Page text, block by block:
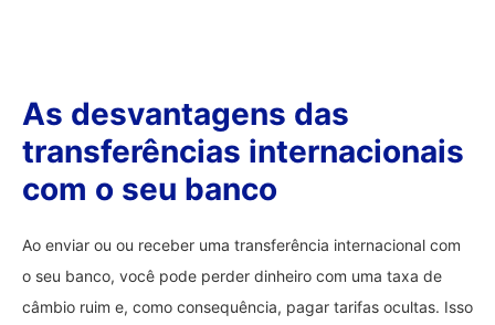
As desvantagens das
transferências internacionais
com o seu banco
Ao enviar ou ou receber uma transferência internacional com
o seu banco, você pode perder dinheiro com uma taxa de
câmbio ruim e, como consequência, pagar tarifas ocultas. Isso